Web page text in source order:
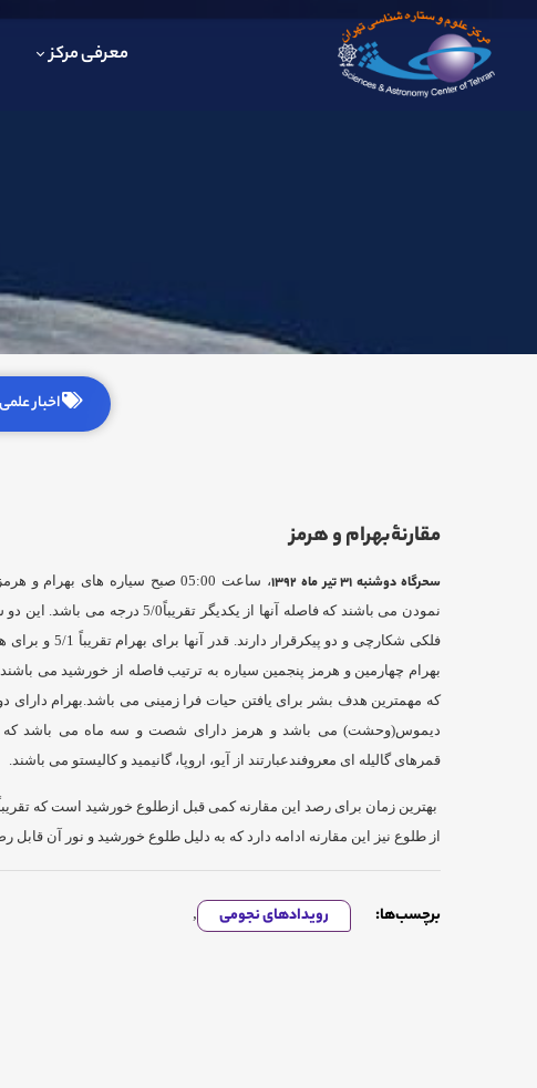
معرفی مرکز
اخبار علمی
مقارنۀبهرام و هرمز
سحرگاه دوشنبه 31 تیر ماه 1392
، ساعت 05:00 صبح سیاره های
نمودن می باشند که فاصله آنها از یکدیگر
بهرام چهارمین و هرمز پنجمین سیاره به ترتیب فاصله از خورشید می
که مهمترین هدف بشر برای یافتن حیات فرا زمینی می باشد.بهرام دارای
دیموس(وحشت) می باشد و هرمز دارای شصت و سه ماه می باشد که
قمرهای گالیله ای معروفندعبارتند از آیو، اروپا، گانیمید و کالیستو می باشند.
از طلوع نیز این مقارنه ادامه دارد که به دلیل طلوع خورشید و نور آن قابل
برچسب‌ها: رویدادهای نجومی ,